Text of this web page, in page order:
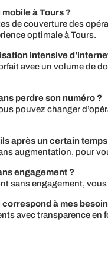
à Tours ?
de couverture des
optimale à Tours.
intensive
avec un volume de
perdre son numéro ?
pouvez changer
après un certain
augmentation, pour
engagement ?
sans engagement,
à mes
avec transparence en